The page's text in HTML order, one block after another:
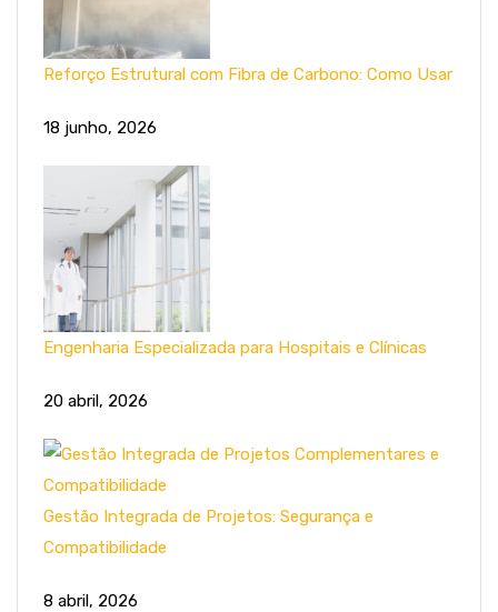
Reforço Estrutural com Fibra de Carbono: Como Usar
18 junho, 2026
Engenharia Especializada para Hospitais e Clínicas
20 abril, 2026
Gestão Integrada de Projetos: Segurança e
Compatibilidade
8 abril, 2026